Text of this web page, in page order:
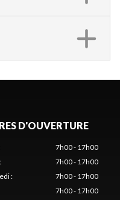
D'OUVERTURE
7h00 - 17h00
:
7h00 - 17h00
:
7h00 - 17h00
7h00 - 17h00